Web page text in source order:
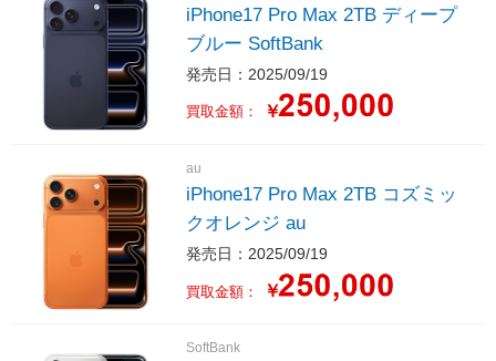
iPhone17 Pro Max 2TB ディープ
ブルー SoftBank
発売日：2025/09/19
買取金額： ￥
au
iPhone17 Pro Max 2TB コズミッ
クオレンジ au
発売日：2025/09/19
買取金額： ￥
SoftBank